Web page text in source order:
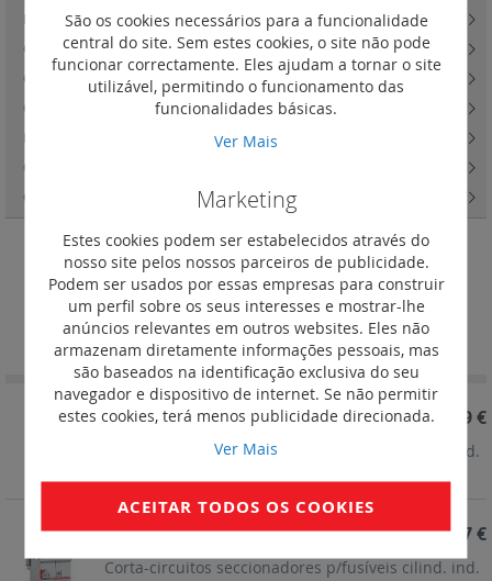
Bipolares
Ordenar por
Definir
Ordenação
REF. 005828
Corta-circuitos seccionadores p/fusíveis cilind. ind.
18,79 €
REF. 005826
Corta-circuitos seccionadores p/fusíveis cilind. ind.
18,37 €
Disjuntores motor MPX3 - acessórios(34)
Contactores industriais CTX3 mini e relés térmicos RTX3 mini(25)
Contactores industriais CTX3 3 pólos - 9 a 65 A
Contactores industriais CTX3 3 pólos - 75 a 800 A(23)
Relés térmicos RTX3 para contactores industriais 3 pólos CTX3
Contactores industriais CTX3 4 pólos - 40 a 900 A
CTX3 - acessórios
São os cookies necessários para a funcionalidade
central do site. Sem estes cookies, o site não pode
funcionar correctamente. Eles ajudam a tornar o site
utilizável, permitindo o funcionamento das
funcionalidades básicas.
Ver Mais
Marketing
Estes cookies podem ser estabelecidos através do
nosso site pelos nossos parceiros de publicidade.
Podem ser usados por essas empresas para construir
um perfil sobre os seus interesses e mostrar-lhe
anúncios relevantes em outros websites. Eles não
armazenam diretamente informações pessoais, mas
são baseados na identificação exclusiva do seu
navegador e dispositivo de internet. Se não permitir
estes cookies, terá menos publicidade direcionada.
Ver Mais
ACEITAR TODOS OS COOKIES